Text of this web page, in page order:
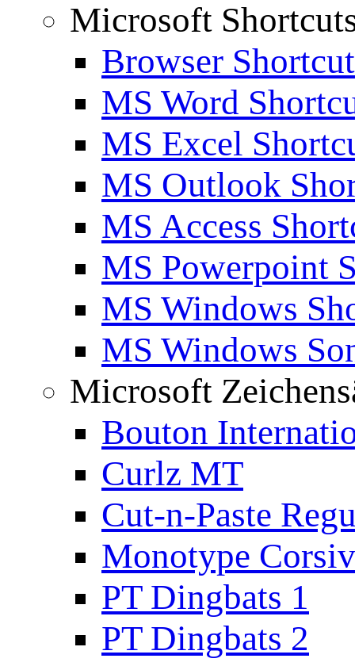
Microsoft
Browser
MS Word
MS Excel
MS Outlook
MS Access
MS Powerpoint
MS Windows
MS Windows
Microsoft
Bouton
Curlz MT
Cut-n-Paste
Monotype
PT Dingbats 1
PT Dingbats 2